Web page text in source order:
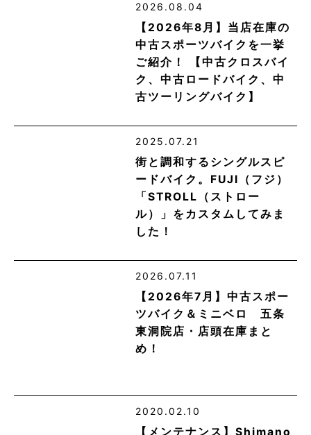
2026.08.04
【2026年8月】当店在庫の
中古スポーツバイクを一挙
ご紹介！ 【中古クロスバイ
ク、中古ロードバイク、中
古ツーリングバイク】
2025.07.21
街と調和するシングルスピ
ードバイク。FUJI（フジ）
「STROLL（ストロー
ル）」をカスタムしてみま
した！
2026.07.11
【2026年7月】中古スポー
ツバイク＆ミニベロ 五条
東洞院店・店頭在庫まと
め！
2020.02.10
【メンテナンス】Shimano